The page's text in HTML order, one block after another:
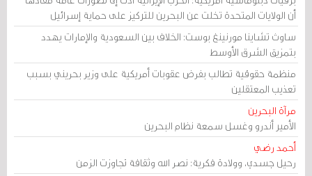
أن الولايات المتحدة تخلت عن البحرين للتركيز على حماية إسرائيل
ساوث تشاينا مورنينغ بوست: الخلاف بين السعودية والإمارات يهدد
بتمزيق الشرق الأوسط
منظمة حقوقية تطالب بفرض عقوبات أمريكية على وزير بحريني بسبب
تعذيب المعتقلين
مرآة البحرين
الأمير أندرو وغسل سمعة نظام البحرين
أحمد رضي
رحيل جسدي، وولادة فكرية: نصر الله وثقافة تجاوزت الزمن